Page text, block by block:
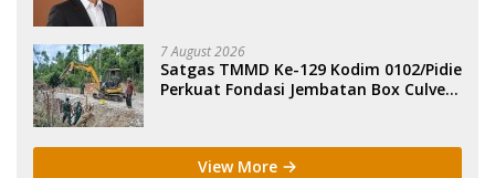
7 August 2026
Satgas TMMD Ke-129 Kodim 0102/Pidie
Perkuat Fondasi Jembatan Box Culvert
View More